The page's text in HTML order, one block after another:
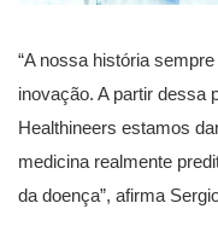
“A nossa história
inovação. A partir dessa
Healthineers estamos
medicina realmente
da doença”, afirma